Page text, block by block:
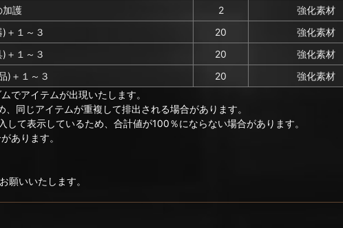
加護
2 強化素材
＋１～３
20 強化素材
＋１～３
20 強化素材
)＋１～３
20 強化素材
でアイテムが出現いたします。
同じアイテムが重複して排出される場合があります。
て表示しているため、合計値が100％にならない場合があります。
あります。
願いいたします。